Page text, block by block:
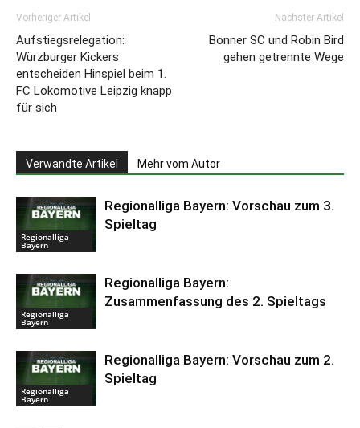
Vorheriger Artikel
Aufstiegsrelegation:
Würzburger Kickers
entscheiden Hinspiel beim 1.
FC Lokomotive Leipzig knapp
für sich
Nächster Artikel
Bonner SC und Robin Bird
gehen getrennte Wege
Verwandte Artikel Mehr vom Autor
Regionalliga
Bayern
Regionalliga Bayern: Vorschau zum 3.
Spieltag
Regionalliga
Bayern
Regionalliga Bayern:
Zusammenfassung des 2. Spieltags
Regionalliga
Bayern
Regionalliga Bayern: Vorschau zum 2.
Spieltag